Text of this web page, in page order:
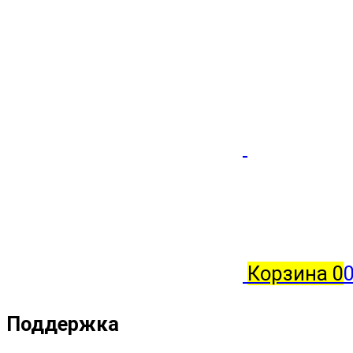
Корзина 0
Поддержка